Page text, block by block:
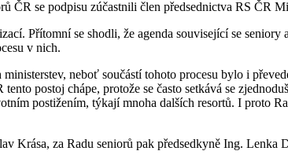
se podpisu zúčastnili člen předsednictva RS ČR
Přítomní se shodli, že agenda související se seniory
v nich.
neboť součástí tohoto procesu bylo i
postoj chápe, protože se často setkává se
postižením, týkají mnoha dalších resortů. I proto
Krása, za Radu seniorů pak předsedkyně Ing. Lenka